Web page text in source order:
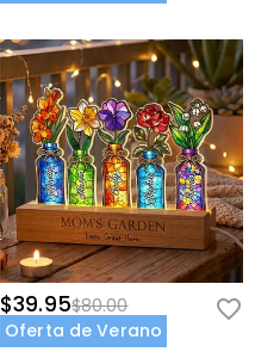
$39.95$80.00
Oferta de Verano